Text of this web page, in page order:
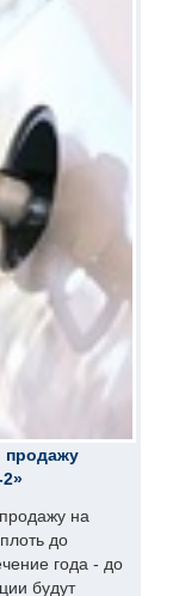
продажу
на
до
года - до
будут